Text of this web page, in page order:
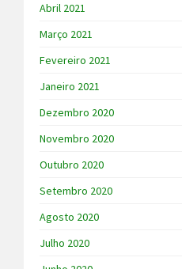
Abril 2021
Março 2021
Fevereiro 2021
Janeiro 2021
Dezembro 2020
Novembro 2020
Outubro 2020
Setembro 2020
Agosto 2020
Julho 2020